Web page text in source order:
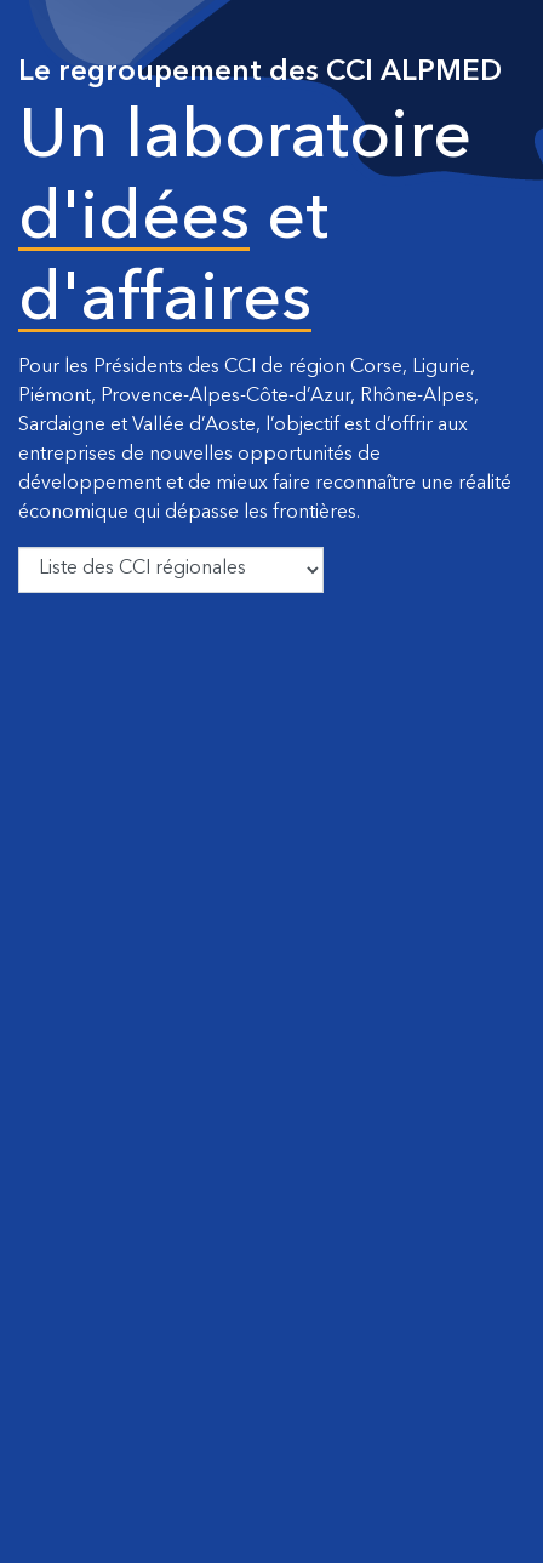
Le regroupement des CCI ALPMED
Un laboratoire
d'idées et
d'affaires
Pour les Présidents des CCI de région Corse, Ligurie,
Piémont, Provence-Alpes-Côte-d’Azur, Rhône-Alpes,
Sardaigne et Vallée d’Aoste, l’objectif est d’offrir aux
entreprises de nouvelles opportunités de
développement et de mieux faire reconnaître une réalité
économique qui dépasse les frontières.